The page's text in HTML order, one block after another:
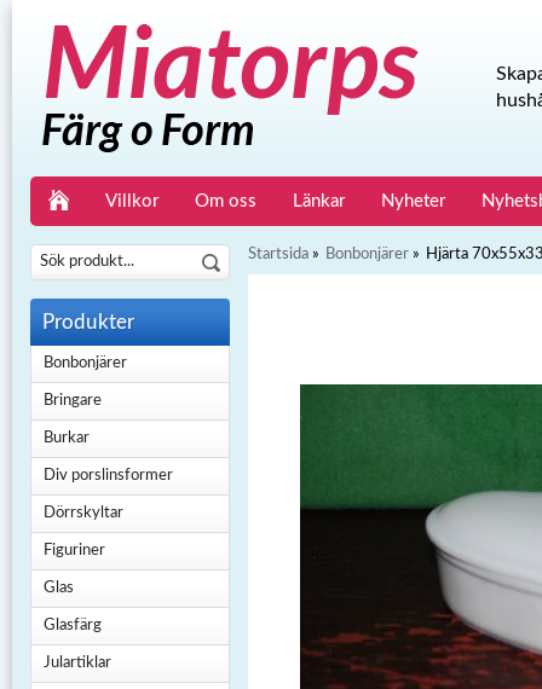
Villkor Om oss Länkar Nyheter
Produkter
Bonbonjärer
Bringare
Burkar
Div porslinsformer
Dörrskyltar
Figuriner
Glas
Glasfärg
Julartiklar
Startsida » Bonbonjärer » Hjärta